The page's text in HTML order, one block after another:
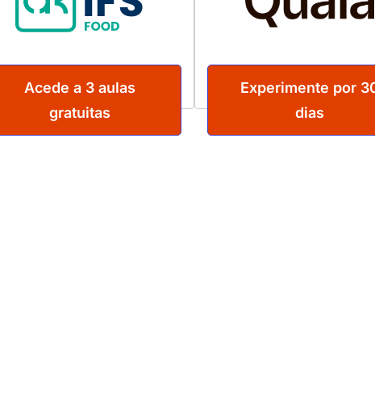
Acede a 3 aulas
gratuitas
Experimente por
dias